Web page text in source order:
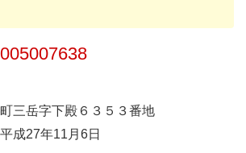
三岳字下殿６３５３番地
成27年11月6日